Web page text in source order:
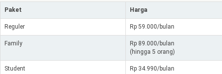
Paket Harga
Reguler Rp 59.000/bulan
Family
Rp 89.000/bulan
(hingga 5 orang)
Student Rp 34.990/bulan